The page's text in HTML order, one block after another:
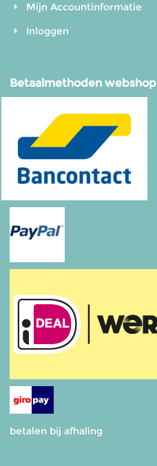
Mijn Accountinformatie
Inloggen
Betaalmethoden webshop
betalen bij afhaling